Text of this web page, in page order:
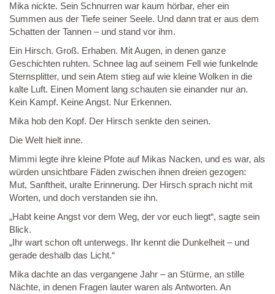
Mika nickte. Sein Schnurren war kaum hörbar, eher ein
Summen aus der Tiefe seiner Seele. Und dann trat er aus dem
Schatten der Tannen – und stand vor ihm.
Ein Hirsch. Groß. Erhaben. Mit Augen, in denen ganze
Geschichten ruhten. Schnee lag auf seinem Fell wie funkelnde
Sternsplitter, und sein Atem stieg auf wie kleine Wolken in die
kalte Luft. Einen Moment lang schauten sie einander nur an.
Kein Kampf. Keine Angst. Nur Erkennen.
Mika hob den Kopf. Der Hirsch senkte den seinen.
Die Welt hielt inne.
Mimmi legte ihre kleine Pfote auf Mikas Nacken, und es war, als
würden unsichtbare Fäden zwischen ihnen dreien gezogen:
Mut, Sanftheit, uralte Erinnerung. Der Hirsch sprach nicht mit
Worten, und doch verstanden sie ihn.
„Habt keine Angst vor dem Weg, der vor euch liegt“, sagte sein
Blick.
„Ihr wart schon oft unterwegs. Ihr kennt die Dunkelheit – und
gerade deshalb das Licht.“
Mika dachte an das vergangene Jahr – an Stürme, an stille
Nächte, in denen Fragen lauter waren als Antworten. An